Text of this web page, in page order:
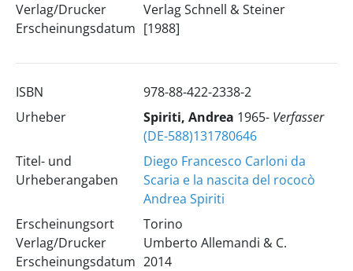
Verlag/Drucker
Erscheinungsdatum
Verlag Schnell & Steiner
[1988]
ISBN
978-88-422-2338-2
Urheber
Spiriti, Andrea 1965- Verfasser
(DE-588)131780646
Titel- und
Urheberangaben
Diego Francesco Carloni da
Scaria e la nascita del rococò
Andrea Spiriti
Erscheinungsort
Verlag/Drucker
Erscheinungsdatum
Torino
Umberto Allemandi & C.
2014